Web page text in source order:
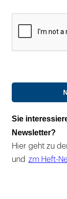
Sie
Newsletter?
Hier geht zu
und zm Heft-